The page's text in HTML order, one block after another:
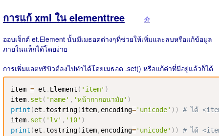
การแก้ xml ใน elementtree 介
ออบเจ็กต์ et.Element นั้นมีเมธอดต่างๆที่ช่วยให้เพิ่มและลบหรือแก้ข้อมูล
ภายในแท็กได้โดยง่าย
การเพิ่มแอตทริบิวต์ลงไปทำได้โดยเมธอด .set() หรือแก้ค่าที่มีอยู่แล้วก็ได้
item = et . Element ( 'item' )
item. set ( 'name' , 'หน้ากากอนามัย' )
print (et .tostring(item, encoding='unicode' ) )
# ได้
item. set ( 'lv' , '10' )
print (et .tostring(item, encoding='unicode' ) )
# ได้